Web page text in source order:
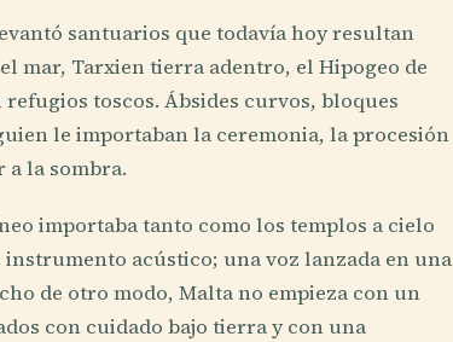
santuarios que todavía hoy resultan
mar, Tarxien tierra adentro, el Hipogeo de
toscos. Ábsides curvos, bloques
le importaban la ceremonia, la procesión
la sombra.
importaba tanto como los templos a cielo
acústico; una voz lanzada en una
de otro modo, Malta no empieza con un
con cuidado bajo tierra y con una